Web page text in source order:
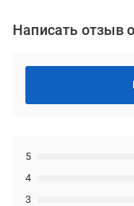
Написать отзыв
3
4
5